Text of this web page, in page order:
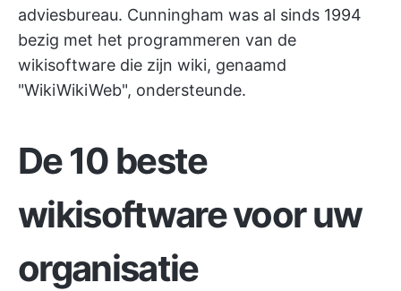
adviesbureau. Cunningham was al sinds 1994
bezig met het programmeren van de
wikisoftware die zijn wiki, genaamd
"WikiWikiWeb", ondersteunde.
De 10 beste
wikisoftware voor uw
organisatie